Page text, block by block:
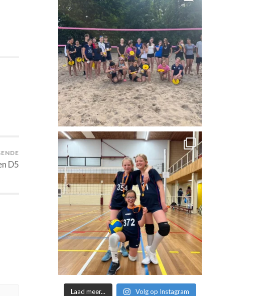
D5
Laad meer... Volg op Instagram